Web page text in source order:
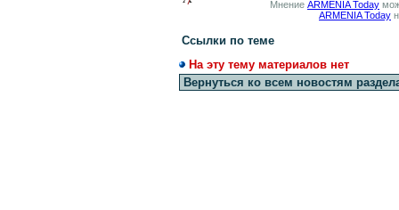
Мнение ARMENIA Today
ARMENIA Today
Ссылки по теме
На эту тему материалов нет
Вернуться ко всем новостям